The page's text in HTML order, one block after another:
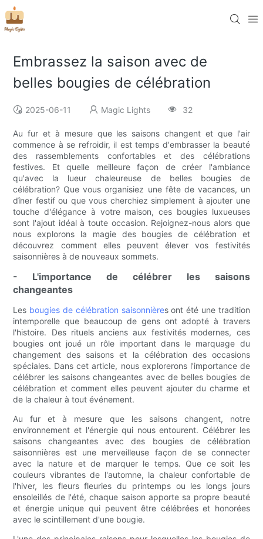
Embrassez la saison avec de
belles bougies de célébration
2025-06-11 Magic Lights 32
Au fur et à mesure que les saisons changent et que l'air
commence à se refroidir, il est temps d'embrasser la beauté
des rassemblements confortables et des célébrations
festives. Et quelle meilleure façon de créer l'ambiance
qu'avec la lueur chaleureuse de belles bougies de
célébration? Que vous organisiez une fête de vacances, un
dîner festif ou que vous cherchiez simplement à ajouter une
touche d'élégance à votre maison, ces bougies luxueuses
sont l'ajout idéal à toute occasion. Rejoignez-nous alors que
nous explorons la magie des bougies de célébration et
découvrez comment elles peuvent élever vos festivités
saisonnières à de nouveaux sommets.
- L'importance de célébrer les saisons
changeantes
Les bougies de célébration saisonnières ont été une tradition
intemporelle que beaucoup de gens ont adopté à travers
l'histoire. Des rituels anciens aux festivités modernes, ces
bougies ont joué un rôle important dans le marquage du
changement des saisons et la célébration des occasions
spéciales. Dans cet article, nous explorerons l'importance de
célébrer les saisons changeantes avec de belles bougies de
célébration et comment elles peuvent ajouter du charme et
de la chaleur à tout événement.
Au fur et à mesure que les saisons changent, notre
environnement et l'énergie qui nous entourent. Célébrer les
saisons changeantes avec des bougies de célébration
saisonnières est une merveilleuse façon de se connecter
avec la nature et de marquer le temps. Que ce soit les
couleurs vibrantes de l'automne, la chaleur confortable de
l'hiver, les fleurs fleuries du printemps ou les longs jours
ensoleillés de l'été, chaque saison apporte sa propre beauté
et énergie unique qui peuvent être célébrées et honorées
avec le scintillement d'une bougie.